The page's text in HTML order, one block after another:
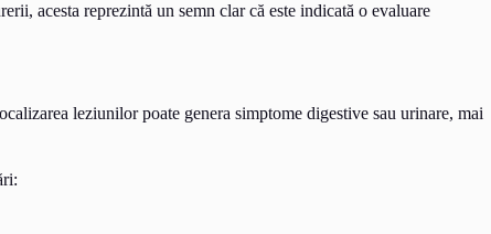
acesta reprezintă un semn clar că este indicată o evaluare
leziunilor poate genera simptome digestive sau urinare, mai